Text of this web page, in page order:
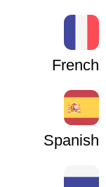
French
Spanish